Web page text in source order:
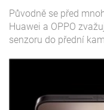
Původně se před
Huawei a OPPO
senzoru do přední